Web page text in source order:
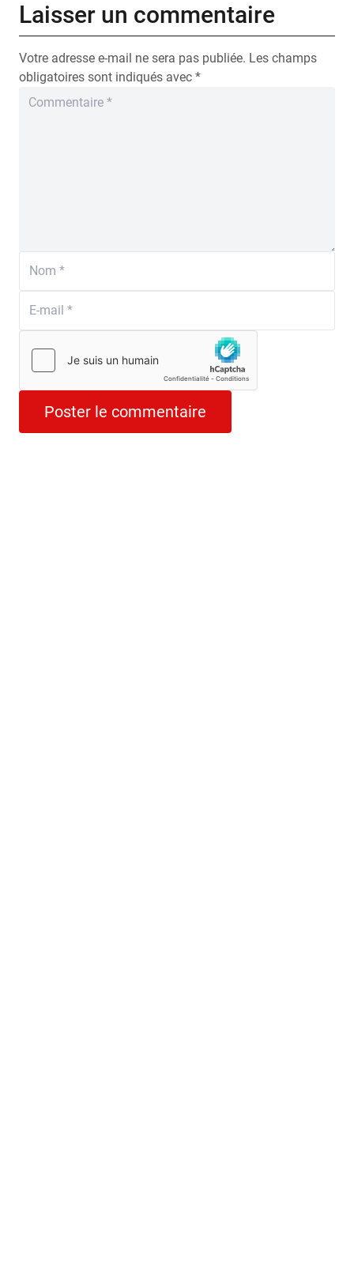
Laisser un commentaire
Votre adresse e-mail ne sera pas publiée. Les champs
obligatoires sont indiqués avec *